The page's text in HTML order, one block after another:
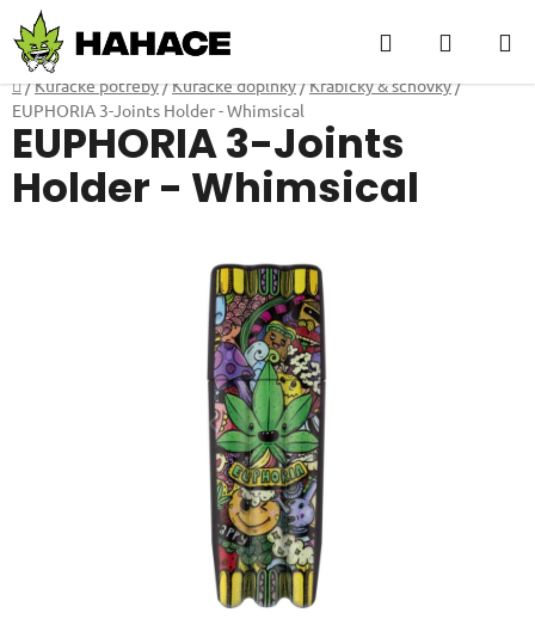
Přejít
na
obsah
Hledat
KOŠÍK
Domů
/Kuřácké potřeby/Kuřácké doplňky/Krabičky & schovky/
EUPHORIA 3-Joints Holder - Whimsical
EUPHORIA 3-Joints
Holder - Whimsical